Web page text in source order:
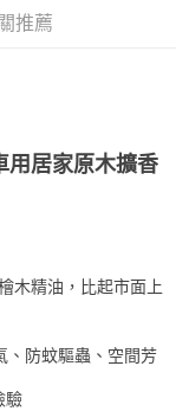
推薦
用居家原木擴香
木精油，比起市面上
、防蚊驅蟲、空間芳
驗